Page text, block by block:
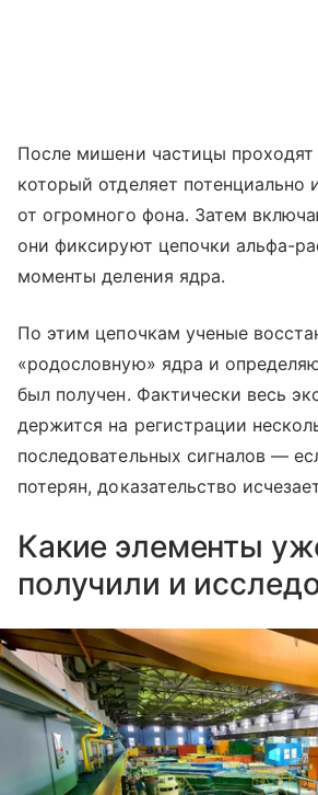
После мишени частицы проходят
который отделяет потенциально
от огромного фона. Затем
они фиксируют цепочки альфа-
моменты деления ядра.
По этим цепочкам ученые
«родословную» ядра и
был получен. Фактически весь
держится на регистрации
последовательных сигналов —
потерян, доказательство
Какие элементы
получили и